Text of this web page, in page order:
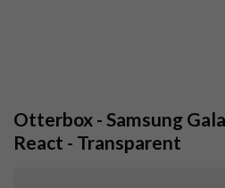
Otterbox - Samsung
React - Transparent